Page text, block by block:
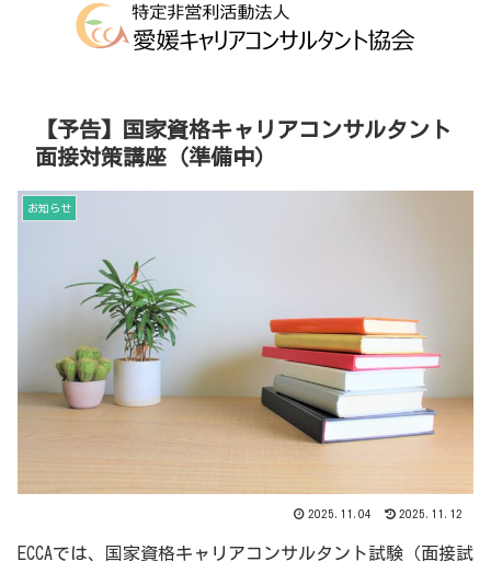
【予告】国家資格キャリアコンサルタント
面接対策講座（準備中）
お知らせ
2025.11.04 2025.11.12
ECCAでは、国家資格キャリアコンサルタント試験（面接試